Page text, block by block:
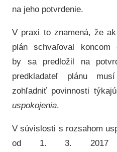
na jeho potvrdenie.
V praxi to znamená, že
plán schvaľoval
by sa predložil na
predkladateľ plánu
zohľadniť povinnosti
uspokojenia.
V súvislosti s rozsahom
od 1. 3. 2017